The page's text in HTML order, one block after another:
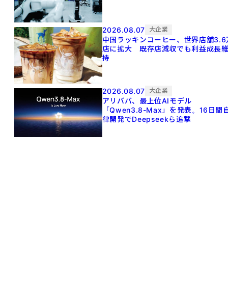
2026.08.07 大企業
中国ラッキンコーヒー、世界店舗3.6
店に拡大 既存店減収でも利益成長
持
2026.08.07 大企業
アリババ、最上位AIモデル
「Qwen3.8-Max」を発表。16日間
律開発でDeepseekら追撃